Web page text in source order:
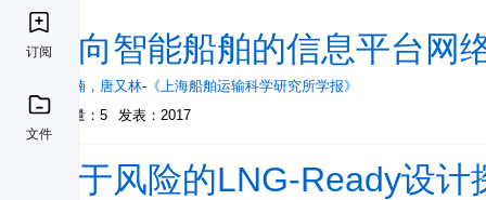
订阅
文件
面向智能船舶的信息平台网
邵楠楠 ， 唐又林- 《上海船舶运输科学研究所学报》
被引量：5
发表：2017
基于风险的LNG-Ready设计